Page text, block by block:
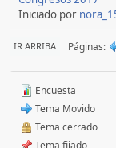
Iniciado por
IR ARRIBA Páginas
Encuesta
Tema Movido
Tema cerrado
Tema fijado